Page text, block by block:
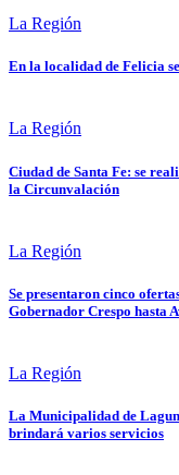
La Región
En la localidad de Felicia
La Región
Ciudad de Santa Fe: se
la Circunvalación
La Región
Se presentaron cinco
Gobernador Crespo hasta
La Región
La Municipalidad de
brindará varios servicios